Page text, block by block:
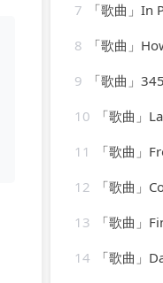
7
「歌曲」In
8
「歌曲」How Great
9
「歌曲」
10
「歌曲」
11
「歌曲」From This
12
「歌曲」
13
「歌曲」Finders
14
「歌曲」